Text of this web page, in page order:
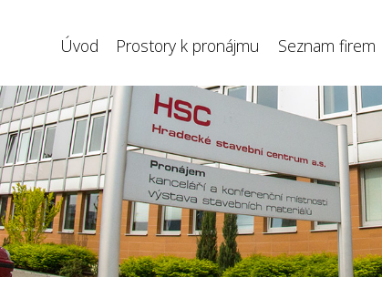
Úvod Prostory k pronájmu Seznam firem